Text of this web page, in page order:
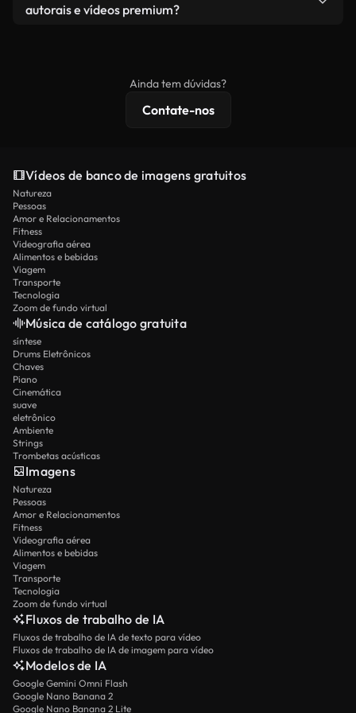
vídeos livremente. Apenas certifique-se de que o
autorais e vídeos premium?
licenciamento estendidas.
Ainda tem dúvidas?
Contate-nos
Vídeos de banco de imagens gratuitos
Natureza
Pessoas
Amor e Relacionamentos
Fitness
Videografia aérea
Alimentos e bebidas
Viagem
Transporte
Tecnologia
Zoom de fundo virtual
Música de catálogo gratuita
síntese
Drums Eletrônicos
Chaves
Piano
Cinemática
suave
eletrônico
Ambiente
Strings
Trombetas acústicas
Imagens
Natureza
Pessoas
Amor e Relacionamentos
Fitness
Videografia aérea
Alimentos e bebidas
Viagem
Transporte
Tecnologia
Zoom de fundo virtual
Fluxos de trabalho de IA
Fluxos de trabalho de IA de texto para vídeo
Fluxos de trabalho de IA de imagem para vídeo
Modelos de IA
Google Gemini Omni Flash
Google Nano Banana 2
Google Nano Banana 2 Lite